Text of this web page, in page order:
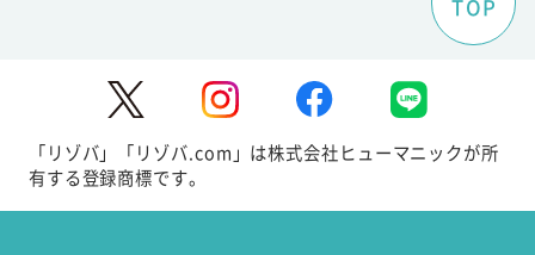
TOP
「リゾバ」「リゾバ.com」は株式会社ヒューマニックが所
有する登録商標です。